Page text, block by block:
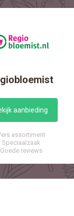
aanbieding
assortiment
Speciaalzaak
Goede reviews